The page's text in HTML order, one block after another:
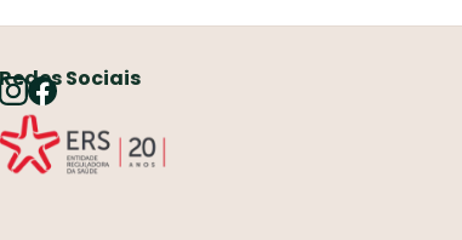
Redes Sociais